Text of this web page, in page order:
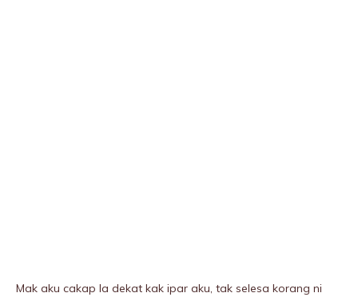
Mak aku cakap la dekat kak ipar aku, tak selesa korang ni